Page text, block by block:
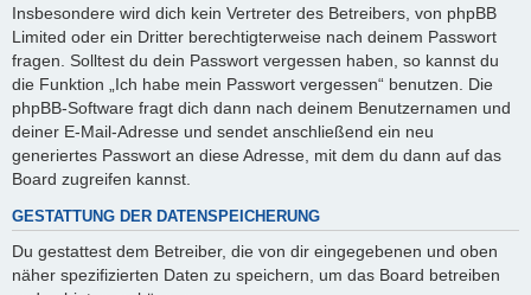
Insbesondere wird dich kein Vertreter des Betreibers, von phpBB
Limited oder ein Dritter berechtigterweise nach deinem Passwort
fragen. Solltest du dein Passwort vergessen haben, so kannst du
die Funktion „Ich habe mein Passwort vergessen“ benutzen. Die
phpBB-Software fragt dich dann nach deinem Benutzernamen und
deiner E-Mail-Adresse und sendet anschließend ein neu
generiertes Passwort an diese Adresse, mit dem du dann auf das
Board zugreifen kannst.
GESTATTUNG DER DATENSPEICHERUNG
Du gestattest dem Betreiber, die von dir eingegebenen und oben
näher spezifizierten Daten zu speichern, um das Board betreiben